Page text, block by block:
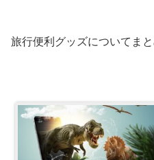
旅行便利グッズについてまと